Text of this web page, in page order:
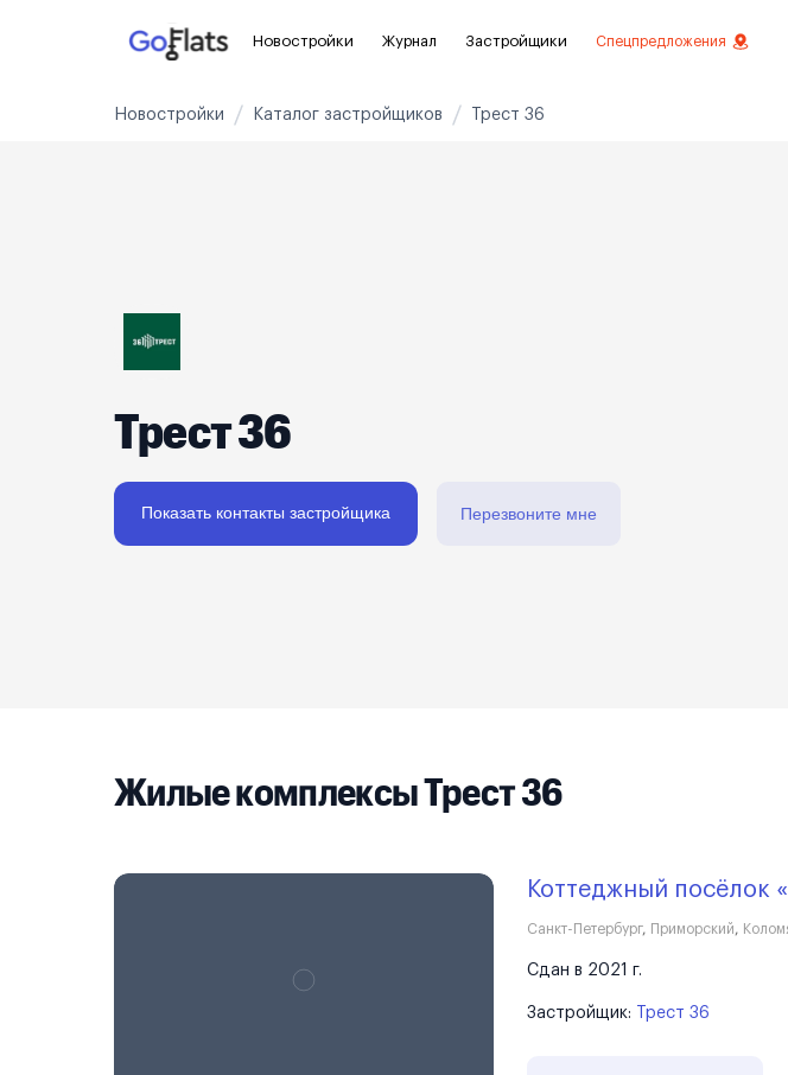
Новостройки
Рядом с метро
3-8 млн ₽ 8-14 млн ₽
Реклама на сайте
Журнал Застройщики Спецпредложения
Новостройки Каталог застройщиков Трест 36
Трест 36
Показать контакты застройщика Перезвоните мне
Жилые комплексы Трест 36
Коттеджный посёлок
Санкт-Петербург, Приморский,
Сдан в 2021 г.
Застройщик: Трест 36